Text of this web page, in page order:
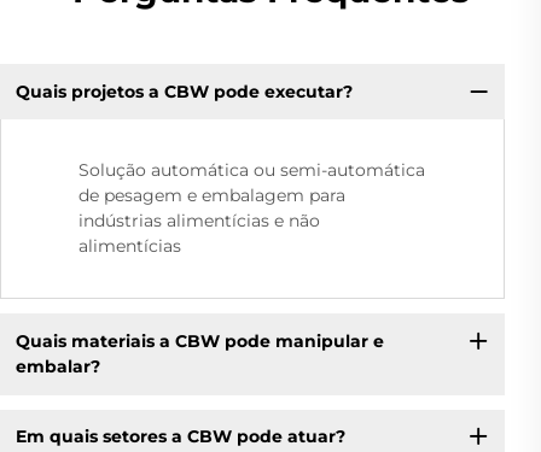
Quais projetos a CBW pode executar?
Solução automática ou semi-automática
de pesagem e embalagem para
indústrias alimentícias e não
alimentícias
Quais materiais a CBW pode manipular e
embalar?
Em quais setores a CBW pode atuar?